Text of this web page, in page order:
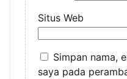
Situs Web
Simpan nama,
saya pada